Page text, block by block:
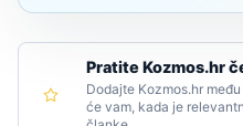
Pratite Kozmos.hr
Dodajte Kozmos.hr
će vam, kada je